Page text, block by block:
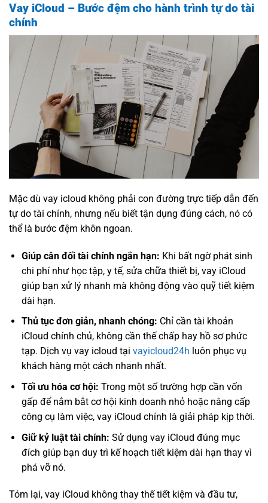
Vay iCloud – Bước đệm cho hành trình tự do tài
chính
Mặc dù vay icloud không phải con đường trực tiếp dẫn đến
tự do tài chính, nhưng nếu biết tận dụng đúng cách, nó có
thể là bước đệm khôn ngoan.
Giúp cân đối tài chính ngắn hạn: Khi bất ngờ phát sinh
chi phí như học tập, y tế, sửa chữa thiết bị, vay iCloud
giúp bạn xử lý nhanh mà không động vào quỹ tiết kiệm
dài hạn.
Thủ tục đơn giản, nhanh chóng: Chỉ cần tài khoản
iCloud chính chủ, không cần thế chấp hay hồ sơ phức
tạp. Dịch vụ vay icloud tại vayicloud24h luôn phục vụ
khách hàng một cách nhanh nhất.
Tối ưu hóa cơ hội: Trong một số trường hợp cần vốn
gấp để nắm bắt cơ hội kinh doanh nhỏ hoặc nâng cấp
công cụ làm việc, vay iCloud chính là giải pháp kịp thời.
Giữ kỷ luật tài chính: Sử dụng vay iCloud đúng mục
đích giúp bạn duy trì kế hoạch tiết kiệm dài hạn thay vì
phá vỡ nó.
Tóm lại, vay iCloud không thay thế tiết kiệm và đầu tư,